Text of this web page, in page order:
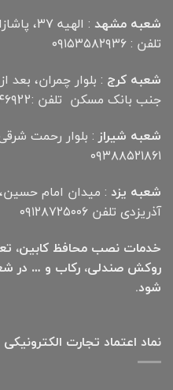
شعبه مشهد
تلفن : ۰۹۱۵۳۵۸۲۹۳۶
شعبه کرج
جنب بانک مسکن تلفن :۰۹۳۶۳۶۴۶۹22
شعبه شیراز
۰۹۳۸۸۵۲۱۸۶۱
شعبه یزد : میدان امام
آذریزدی تلفن ۰۹۱۲۸۷۲۵۰۰۶
خدمات نصب محافظ کابین،
روکش صندلی، رکاب و … در
شود.
نماد اعتماد تجارت الكترونیكی